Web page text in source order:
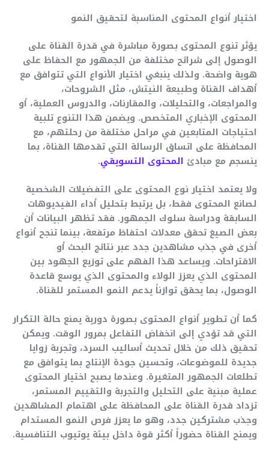
اختيار أنواع المحتوى المناسبة لتحقيق النمو
يؤثر تنوع المحتوى بصورة مباشرة في قدرة القناة على
الوصول إلى شرائح مختلفة من الجمهور مع الحفاظ على
هوية واضحة. ولذلك ينبغي اختيار الأنواع التي تتوافق مع
أهداف القناة وطبيعة النيتش، مثل الشروحات،
والمراجعات، والتحليلات، والمقارنات، والدروس العملية، أو
المحتوى الإخباري المتخصص. ويضمن هذا التنوع تلبية
احتياجات المتابعين في مراحل مختلفة من رحلتهم، مع
المحافظة على اتساق الرسالة التي تقدمها القناة، بما
ينسجم مع مبادئ المحتوى التسويقي.
ولا يعتمد اختيار نوع المحتوى على التفضيلات الشخصية
لصانع المحتوى فقط، بل يرتبط بتحليل أداء الفيديوهات
السابقة ودراسة سلوك الجمهور. فقد تظهر البيانات أن
بعض الصيغ تحقق معدلات احتفاظ مرتفعة، بينما تنجح أنواع
أخرى في جذب مشاهدين جدد عبر نتائج البحث أو
الاقتراحات. ويساعد هذا الفهم على توزيع الجهود بين
المحتوى الذي يعزز الولاء والمحتوى الذي يوسع قاعدة
الوصول، بما يحقق توازناً يدعم النمو المستمر للقناة.
كما أن تطوير أنواع المحتوى بصورة دورية يمنع حالة التكرار
التي قد تؤدي إلى انخفاض التفاعل بمرور الوقت. ويمكن
تحقيق ذلك من خلال تحديث أساليب السرد، وتجربة زوايا
جديدة للموضوعات، وتحسين جودة الإنتاج بما يتوافق مع
تطلعات الجمهور المتغيرة. وعندما يصبح اختيار المحتوى
عملية مبنية على التحليل والتجربة والتقييم المستمر،
تزداد قدرة القناة على المحافظة على اهتمام المشاهدين
وجذب مشتركين جدد، وهو ما يعزز فرص النمو المستدام
ويمنح القناة حضوراً أكثر قوة داخل بيئة يوتيوب التنافسية.